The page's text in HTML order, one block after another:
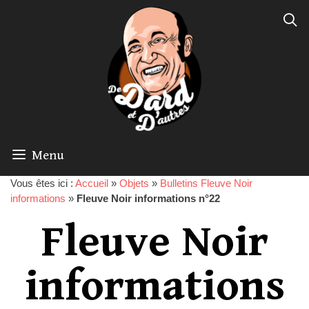
Menu
Vous êtes ici : Accueil » Objets » Bulletins Fleuve Noir
informations » Fleuve Noir informations n°22
Fleuve Noir
informations